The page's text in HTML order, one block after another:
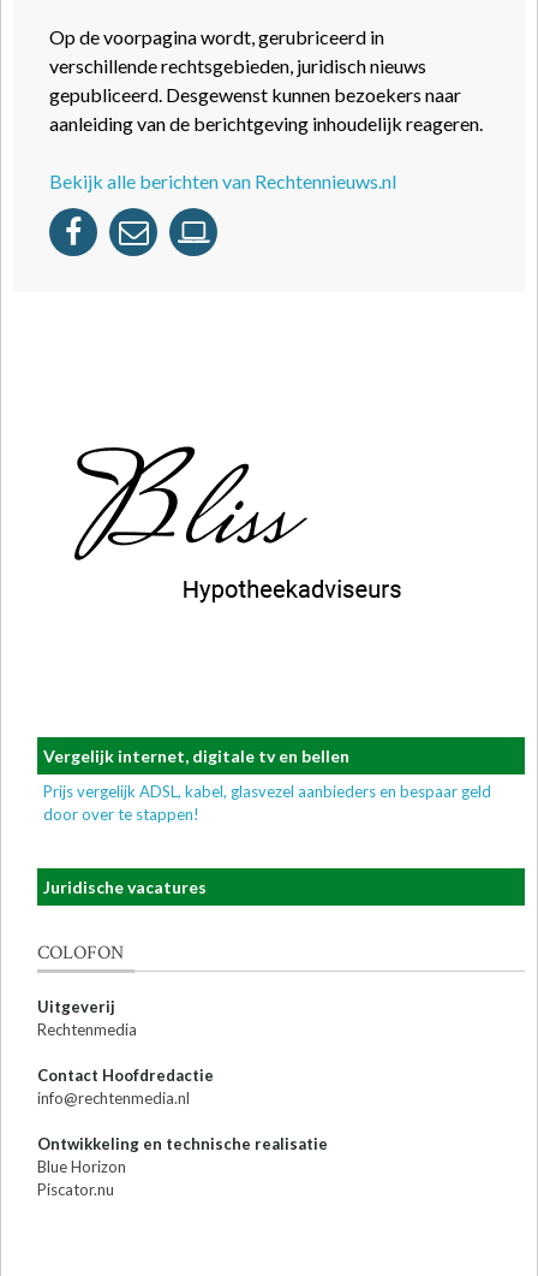
Op de voorpagina wordt, gerubriceerd in
verschillende rechtsgebieden, juridisch nieuws
gepubliceerd. Desgewenst kunnen bezoekers naar
aanleiding van de berichtgeving inhoudelijk reageren.
Bekijk alle berichten van Rechtennieuws.nl
Vergelijk internet, digitale tv en bellen
Prijs vergelijk ADSL, kabel, glasvezel aanbieders en bespaar geld
door over te stappen!
Juridische vacatures
COLOFON
Uitgeverij
Rechtenmedia
Contact Hoofdredactie
info@rechtenmedia.nl
Ontwikkeling en technische realisatie
Blue Horizon
Piscator.nu